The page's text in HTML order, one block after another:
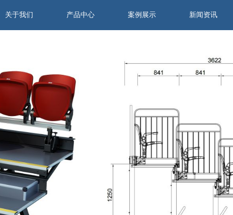
关于我们 产品中心 案例展示 新闻资讯